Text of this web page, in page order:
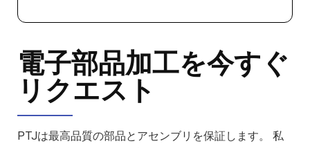
電子部品加工を今すぐ
リクエスト
PTJは最高品質の部品とアセンブリを保証します。 私